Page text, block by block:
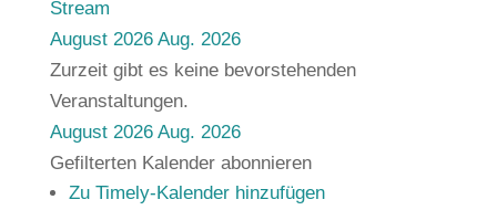
Stream
August 2026 Aug. 2026
Zurzeit gibt es keine bevorstehenden
Veranstaltungen.
August 2026 Aug. 2026
Gefilterten Kalender abonnieren
Zu Timely-Kalender hinzufügen